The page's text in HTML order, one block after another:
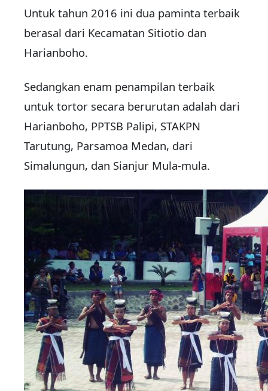
Untuk tahun 2016 ini dua paminta terbaik
berasal dari Kecamatan Sitiotio dan
Harianboho.
Sedangkan enam penampilan terbaik
untuk tortor secara berurutan adalah dari
Harianboho, PPTSB Palipi, STAKPN
Tarutung, Parsamoa Medan, dari
Simalungun, dan Sianjur Mula-mula.